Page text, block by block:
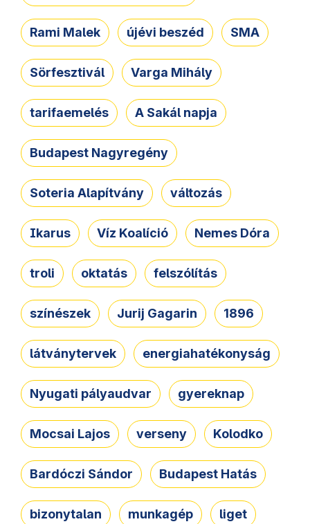
Rami Malek újévi beszéd SMA
Sörfesztivál Varga Mihály
tarifaemelés A Sakál napja
Budapest Nagyregény
Soteria Alapítvány változás
Ikarus Víz Koalíció Nemes Dóra
troli oktatás felszólítás
színészek Jurij Gagarin 1896
látványtervek energiahatékonyság
Nyugati pályaudvar gyereknap
Mocsai Lajos verseny Kolodko
Bardóczi Sándor Budapest Hatás
bizonytalan munkagép liget